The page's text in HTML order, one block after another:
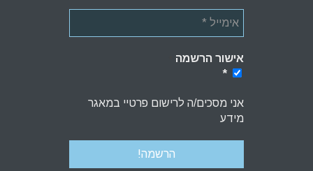
אישור הרשמה
*
אני מסכים/ה לרישום פרטיי במאגר
מידע